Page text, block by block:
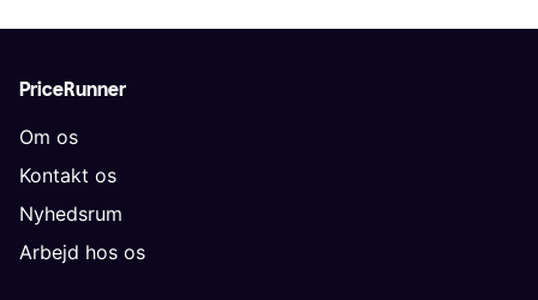
PriceRunner
Om os
Kontakt os
Nyhedsrum
Arbejd hos os